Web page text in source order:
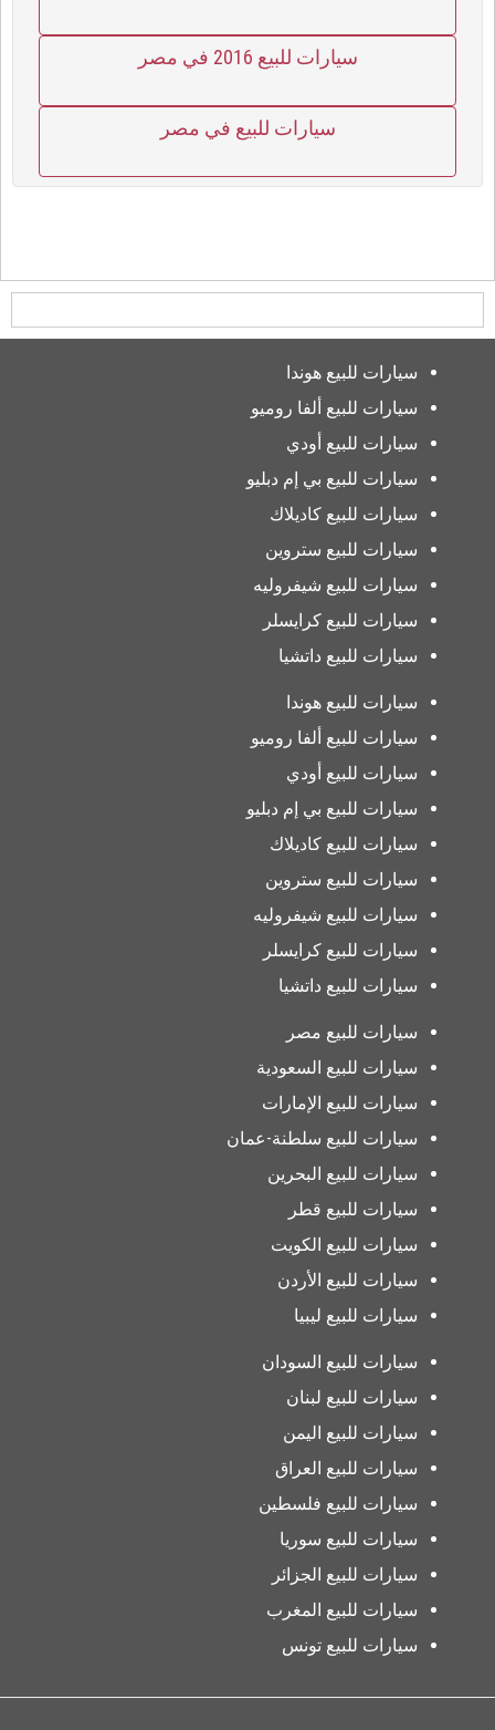
سيارات للبيع 2016 في مصر
سيارات للبيع في مصر
سيارات للبيع هوندا
سيارات للبيع ألفا روميو
سيارات للبيع أودي
سيارات للبيع بي إم دبليو
سيارات للبيع كاديلاك
سيارات للبيع ستروين
سيارات للبيع شيفروليه
سيارات للبيع كرايسلر
سيارات للبيع داتشيا
سيارات للبيع هوندا
سيارات للبيع ألفا روميو
سيارات للبيع أودي
سيارات للبيع بي إم دبليو
سيارات للبيع كاديلاك
سيارات للبيع ستروين
سيارات للبيع شيفروليه
سيارات للبيع كرايسلر
سيارات للبيع داتشيا
سيارات للبيع مصر
سيارات للبيع السعودية
سيارات للبيع الإمارات
سيارات للبيع سلطنة-عمان
سيارات للبيع البحرين
سيارات للبيع قطر
سيارات للبيع الكويت
سيارات للبيع الأردن
سيارات للبيع ليبيا
سيارات للبيع السودان
سيارات للبيع لبنان
سيارات للبيع اليمن
سيارات للبيع العراق
سيارات للبيع فلسطين
سيارات للبيع سوريا
سيارات للبيع الجزائر
سيارات للبيع المغرب
سيارات للبيع تونس